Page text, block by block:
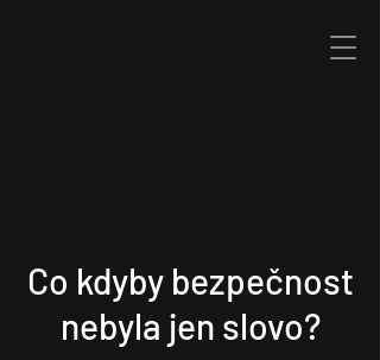
Co kdyby bezpečnost
nebyla jen slovo?